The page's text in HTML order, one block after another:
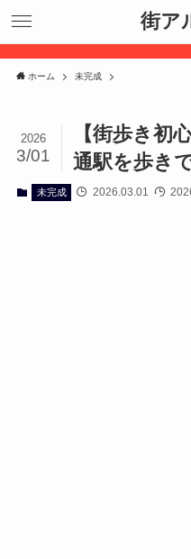
街ア
ホーム 未完成
【街歩き初
通駅を歩き
2026
3/01
未完成 2026.03.01